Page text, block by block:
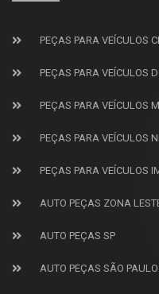
PEÇAS PARA VEÍCULOS
PEÇAS PARA VEÍCULOS
PEÇAS PARA VEÍCULOS
PEÇAS PARA VEÍCULOS
PEÇAS PARA VEÍCULOS
AUTO PEÇAS ZONA
AUTO PEÇAS SP
AUTO PEÇAS SÃO PAULO